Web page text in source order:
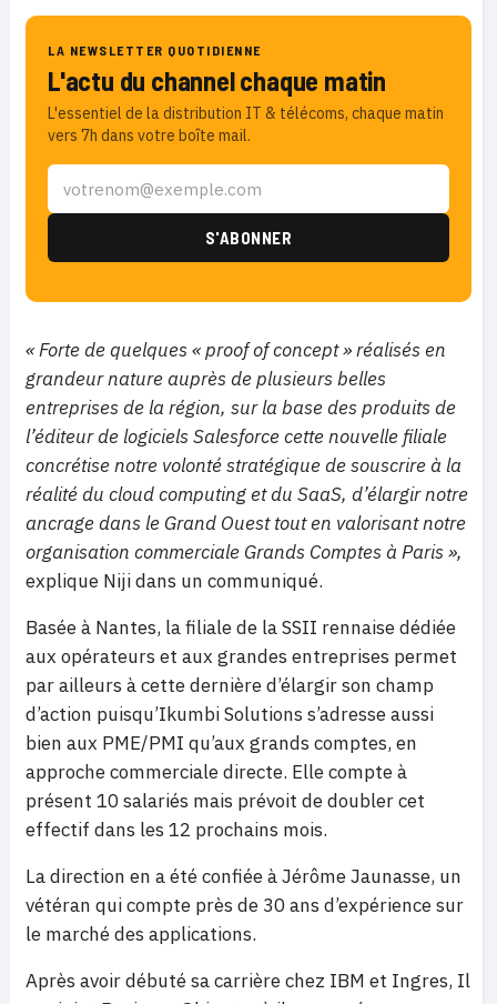
LA NEWSLETTER QUOTIDIENNE
L'actu du channel chaque matin
L'essentiel de la distribution IT & télécoms, chaque matin
vers 7h dans votre boîte mail.
« Forte de quelques « proof of concept » réalisés en
grandeur nature auprès de plusieurs belles
entreprises de la région, sur la base des produits de
l’éditeur de logiciels Salesforce cette nouvelle filiale
concrétise notre volonté stratégique de souscrire à la
réalité du cloud computing et du SaaS, d’élargir notre
ancrage dans le Grand Ouest tout en valorisant notre
organisation commerciale Grands Comptes à Paris »,
explique Niji dans un communiqué.
Basée à Nantes, la filiale de la SSII rennaise dédiée
aux opérateurs et aux grandes entreprises permet
par ailleurs à cette dernière d’élargir son champ
d’action puisqu’Ikumbi Solutions s’adresse aussi
bien aux PME/PMI qu’aux grands comptes, en
approche commerciale directe. Elle compte à
présent 10 salariés mais prévoit de doubler cet
effectif dans les 12 prochains mois.
La direction en a été confiée à Jérôme Jaunasse, un
vétéran qui compte près de 30 ans d’expérience sur
le marché des applications.
Après avoir débuté sa carrière chez IBM et Ingres, Il